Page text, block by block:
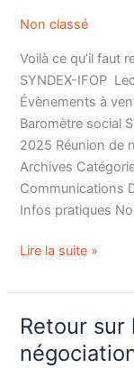
Non classé
Voilà ce qu’il faut
SYNDEX-IFOP
Évènements à
Baromètre social
2025 Réunion de
Archives
Communications
Infos pratiques
SYNDEX-
IFOP
Lire la suite »
Retour sur
Retour
sur